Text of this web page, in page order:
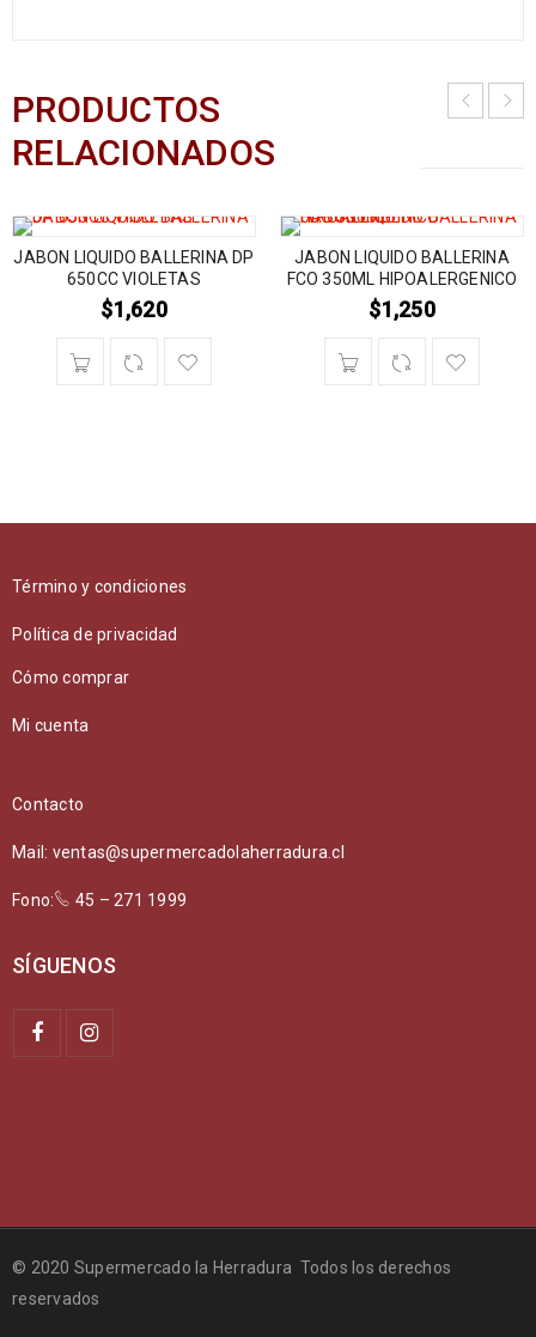
PRODUCTOS
RELACIONADOS
JABON LIQUIDO BALLERINA DP
650CC VIOLETAS
$1,620
JABON LIQUIDO BALLERINA
FCO 350ML HIPOALERGENICO
$1,250
Término y condiciones
Política de privacidad
Cómo comprar
Mi cuenta
Contacto
Mail: ventas@supermercadolaherradura.cl
Fono: 45 – 271 1999
SÍGUENOS
© 2020 Supermercado la Herradura Todos los derechos
reservados